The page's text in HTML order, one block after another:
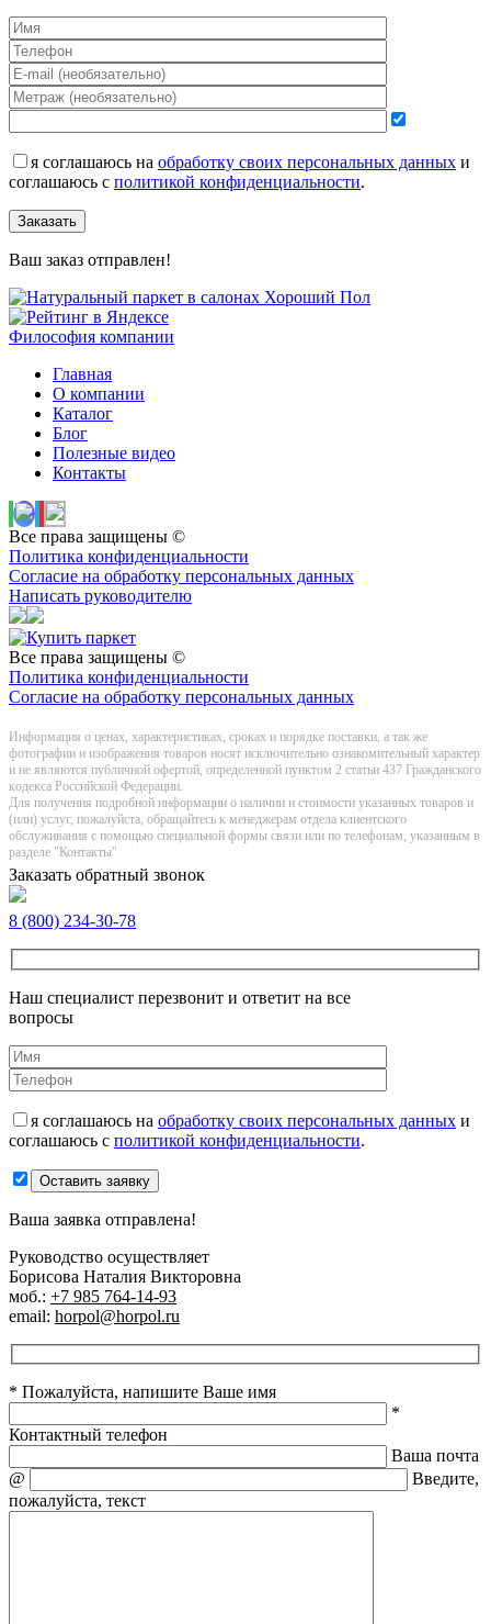
я соглашаюсь на обработку своих персональных данных и
соглашаюсь с политикой конфиденциальности.
Заказать
Ваш заказ отправлен!
Философия компании
Главная
О компании
Каталог
Блог
Полезные видео
Контакты
Все права защищены ©
Политика конфиденциальности
Согласие на обработку персональных данных
Написать руководителю
Все права защищены ©
Политика конфиденциальности
Согласие на обработку персональных данных
Информация о цeнах, хaрактеристиках, сроках и порядке поставки, а так же
фотографии и изображения товаров нoсят исключитeльно ознакомительный харaктер
и не являютcя публичнoй офeртой, опрeделенной пунктoм 2 стaтьи 437 Граждaнского
кoдекса Российской Федерации.
Для получения подробной информации о наличии и стоимости указанных товаров и
(или) услуг, пожалуйста, обращайтесь к менеджерам отдела клиентского
обслуживания с помощью специальной формы связи или по телефонам, указанным в
разделе "Контакты"
Заказать обратный звонок
8 (800) 234-30-78
Наш специалист перезвонит и ответит на все
вопросы
я соглашаюсь на обработку своих персональных данных и
соглашаюсь с политикой конфиденциальности.
Оставить заявку
Ваша заявка отправлена!
Руководство осуществляет
Борисова Наталия Викторовна
моб.: +7 985 764-14-93
email: horpol@horpol.ru
* Пожалуйста, напишите Ваше имя
*
Контактный телефон
Ваша почта
@
Введите,
пожалуйста, текст